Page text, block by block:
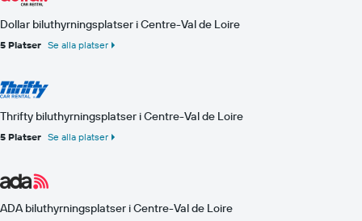
Dollar biluthyrningsplatser i Centre-Val de Loire
5 Platser Se alla platser
Thrifty biluthyrningsplatser i Centre-Val de Loire
5 Platser Se alla platser
ADA biluthyrningsplatser i Centre-Val de Loire